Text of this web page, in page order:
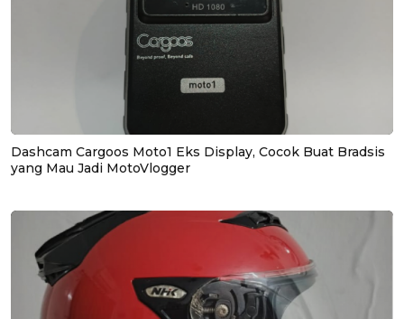
Dashcam Cargoos Moto1 Eks Display, Cocok Buat Bradsis
yang Mau Jadi MotoVlogger